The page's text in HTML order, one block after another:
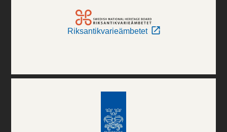
Riksantikvarieämbetet